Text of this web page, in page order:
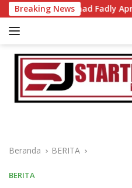
Langsung
ke
konten
Breaking News
Ahmad Fadly Apresiasi
Beranda BERITA
BERITA